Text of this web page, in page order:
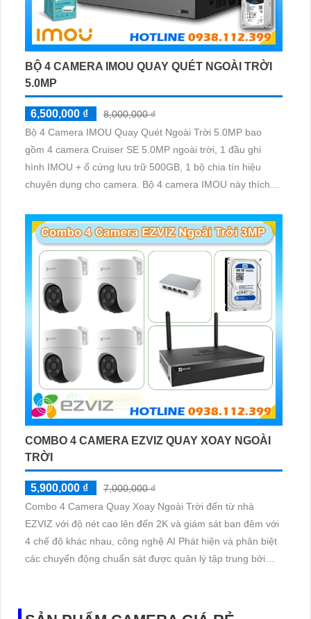
BỘ 4 CAMERA IMOU QUAY QUÉT NGOÀI TRỜI
5.0MP
6,500,000 ₫
8,000,000 ₫
Bộ 4 Camera IMOU Quay Quét Ngoài Trời 5.0MP bao
gồm 4 camera Cruiser SE 5.0MP ngoài trời, 1 đầu ghi
hình IMOU + ổ cứng lưu trữ 500GB, 1 bộ chia tín hiệu
chuyên dụng cho camera. Bộ 4 camera IMOU này thích
cần giám sát ngoài trời
COMBO 4 CAMERA EZVIZ QUAY XOAY NGOÀI
TRỜI
5,900,000 ₫
7,000,000 ₫
Combo 4 Camera Quay Xoay Ngoài Trời đến từ nhà
EZVIZ với độ nét cao lên đến 2K và giám sát ban đêm với
4 chế độ khác nhau, công nghệ AI Phát hiện và phân biệt
các chuyển động chuẩn sát được quản lý tập trung bởi